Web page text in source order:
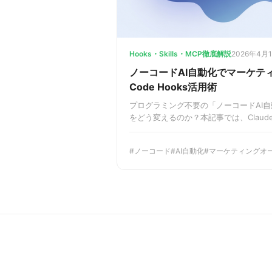
Hooks・Skills・MCP徹底解説2026年4月
ノーコードAI自動化でマーケテ
Code Hooks活用術
プログラミング不要の「ノーコードAI
をどう変えるのか？本記事では、
的に向上させ、成果の頭打ちを打破す
ノーコード AI自動化 マーケティングオ